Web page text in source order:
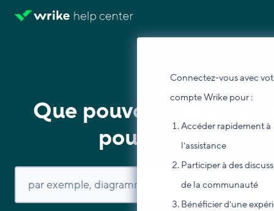
Connectez-vous avec
compte Wrike pour :
Accéder rapidement à
l'assistance
Participer à des
de la communauté
Bénéficier d'une
Que pouvons-nous
pour vous ?